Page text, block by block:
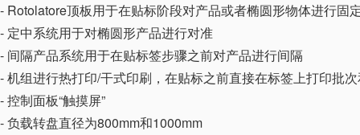
- Rotolatore顶板用于在贴标阶段对产品或者椭圆形物体进行固
- 定中系统用于对椭圆形产品进行对准
- 间隔产品系统用于在贴标签步骤之前对产品进行间隔
- 机组进行热打印/干式印刷，在贴标之前直接在标签上打印批
- 控制面板“触摸屏”
- 负载转盘直径为800mm和1000mm